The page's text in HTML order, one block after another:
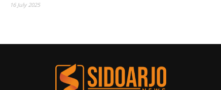
16 July 2025